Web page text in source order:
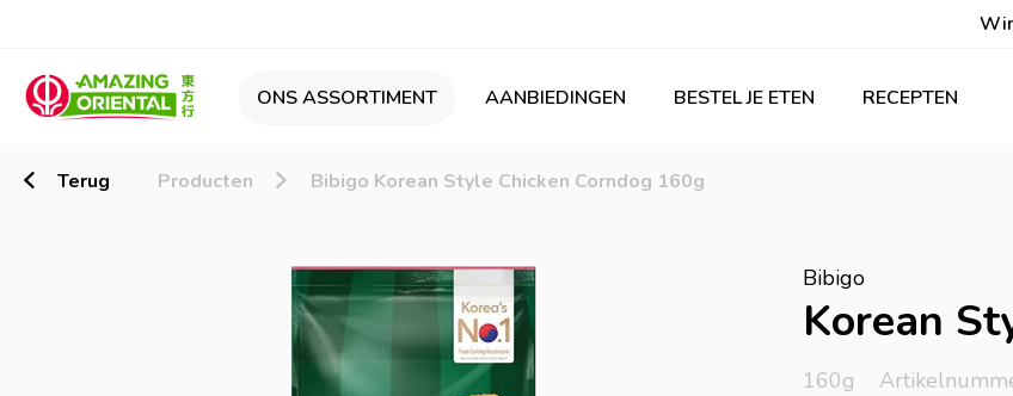
ONS ASSORTIMENT AANBIEDINGEN BESTEL JE ETEN RECEPTEN
Terug Producten Bibigo Korean Style Chicken Corndog 160g
Bibigo
Korean
160g